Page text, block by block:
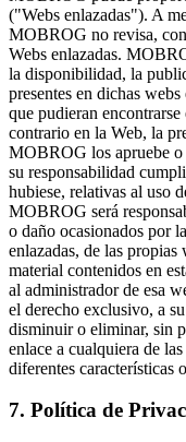
("Webs enlazadas"). A
MOBROG no revisa,
Webs enlazadas.
la disponibilidad, la
presentes en dichas
que pudieran
contrario en la Web, la
MOBROG los apruebe o
su responsabilidad
hubiese, relativas al uso
MOBROG será
o daño ocasionados por
enlazadas, de las
material contenidos en
al administrador de esa
el derecho exclusivo, a
disminuir o eliminar, sin
enlace a cualquiera de
diferentes características
7. Política de